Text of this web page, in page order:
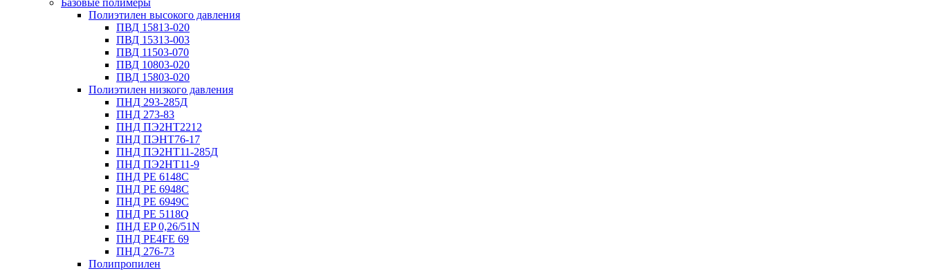
Базовые полимеры
Полиэтилен высокого давления
ПВД 15813-020
ПВД 15313-003
ПВД 11503-070
ПВД 10803-020
ПВД 15803-020
Полиэтилен низкого давления
ПНД 293-285Д
ПНД 273-83
ПНД ПЭ2НТ2212
ПНД ПЭНТ76-17
ПНД ПЭ2НТ11-285Д
ПНД ПЭ2НТ11-9
ПНД PE 6148C
ПНД PE 6948C
ПНД PE 6949C
ПНД PE 5118Q
ПНД EP 0,26/51N
ПНД PE4FE 69
ПНД 276-73
Полипропилен